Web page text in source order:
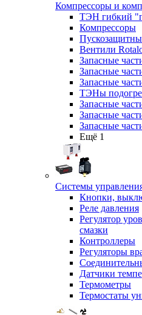
Компрессоры и
ТЭН гибкий
Компрессоры
Вентили
Запасные
Запасные
Запасные
ТЭНы
Запасные
Запасные
Запасные
Ещё 1
Системы
Кнопки,
Реле давления
Регулятор
смазки
Контроллеры
Регуляторы
Датчики
Термометры
Термостаты